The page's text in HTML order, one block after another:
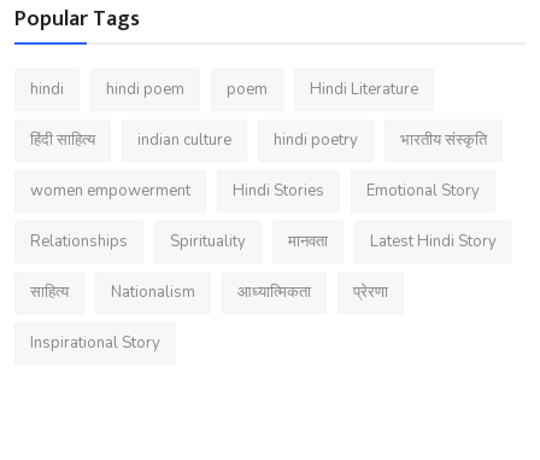
Popular Tags
hindi hindi poem poem Hindi Literature
हिंदी साहित्य indian culture hindi poetry भारतीय संस्कृति
women empowerment Hindi Stories Emotional Story
Relationships Spirituality मानवता Latest Hindi Story
साहित्य Nationalism आध्यात्मिकता प्रेरणा
Inspirational Story